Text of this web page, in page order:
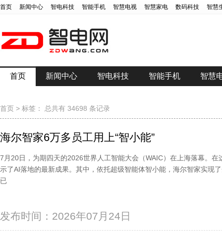
首页 新闻中心 智电科技 智能手机 智慧电视 智慧家电 数码科技 智慧
首页 新闻中心 智电科技 智能手机 智慧
首页 > 标签： 总共有 34698 条记录
海尔智家6万多员工用上“智小能”
7月20日，为期四天的2026世界人工智能大会（WAIC）在上海落幕。
示了AI落地的最新成果。其中，依托超级智能体智小能，海尔智家实现
已
发布时间：2026年07月24日